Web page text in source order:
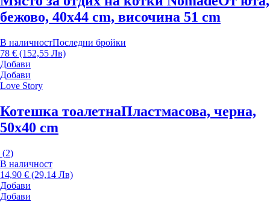
бежово, 40x44 cm, височина 51 cm
В наличностПоследни бройки
78 € (152,55 Лв)
Добави
Добави
Love Story
Котешка тоалетнаПластмасова, черна,
50x40 cm
(2)
В наличност
14,90 € (29,14 Лв)
Добави
Добави